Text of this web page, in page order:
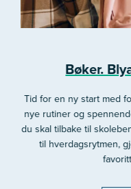
Bøker.
Tid for en ny start med
nye rutiner og
du skal tilbake til
til hverdagsrytmen,